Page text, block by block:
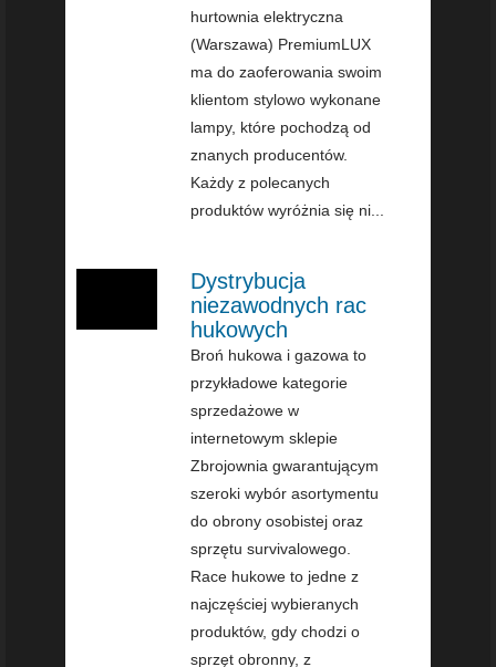
hurtownia elektryczna
(Warszawa) PremiumLUX
ma do zaoferowania swoim
klientom stylowo wykonane
lampy, które pochodzą od
znanych producentów.
Każdy z polecanych
produktów wyróżnia się ni...
Dystrybucja
niezawodnych rac
hukowych
Broń hukowa i gazowa to
przykładowe kategorie
sprzedażowe w
internetowym sklepie
Zbrojownia gwarantującym
szeroki wybór asortymentu
do obrony osobistej oraz
sprzętu survivalowego.
Race hukowe to jedne z
najczęściej wybieranych
produktów, gdy chodzi o
sprzęt obronny, z